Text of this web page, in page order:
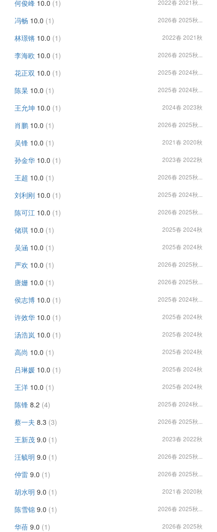
何俊峰 10.0 (1) 2022春 2021秋...
冯畅 10.0 (1) 2026春 2025秋...
林璟锵 10.0 (1) 2022春 2021秋
李海欧 10.0 (1) 2026春 2025秋...
花正双 10.0 (1) 2025春 2024秋...
陈杲 10.0 (1) 2025春 2024秋...
王允坤 10.0 (1) 2024春 2023秋
肖鹏 10.0 (1) 2026春 2025秋...
吴锋 10.0 (1) 2021春 2020秋
孙金华 10.0 (1) 2023春 2022秋
王超 10.0 (1) 2026春 2025秋...
刘利刚 10.0 (1) 2025春 2024秋...
陈可江 10.0 (1) 2026春 2025秋...
储琪 10.0 (1) 2025春 2024秋
吴涵 10.0 (1) 2025春 2024秋
严欢 10.0 (1) 2026春 2025秋...
唐姗 10.0 (1) 2026春 2025秋...
侯志博 10.0 (1) 2025春 2024秋...
许效华 10.0 (1) 2025春 2024秋
汤浩岚 10.0 (1) 2025春 2024秋
高尚 10.0 (1) 2025春 2024秋
吕琳媛 10.0 (1) 2025春 2024秋
王洋 10.0 (1) 2025春 2024秋
陈锋 8.2 (4) 2025春 2024秋...
蔡一夫 8.3 (3) 2026春 2025秋...
王新茂 9.0 (1) 2023春 2022秋
汪毓明 9.0 (1) 2026春 2025秋...
仲雷 9.0 (1) 2026春 2025秋...
胡水明 9.0 (1) 2021春 2020秋
陈雪锦 9.0 (1) 2026春 2025秋...
华蓓 9.0 (1) 2026春 2025秋